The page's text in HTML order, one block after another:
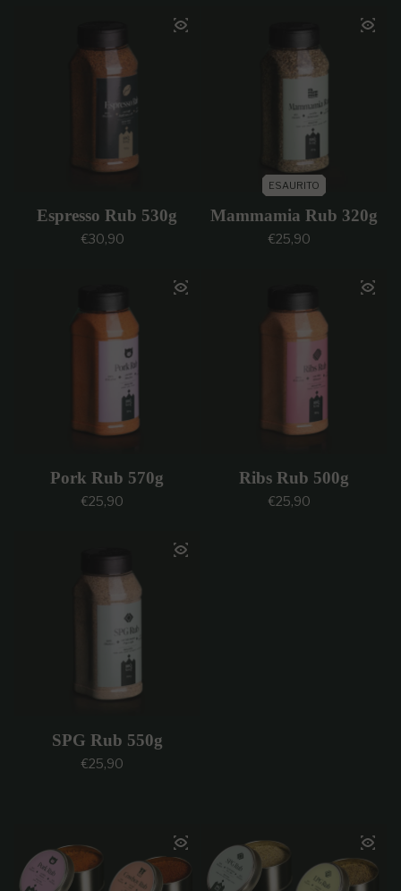
Espresso Rub 530g
Prezzo regolare
€30,90
ESAURITO
Mammamia Rub 320g
Prezzo regolare
€25,90
Pork Rub 570g
Prezzo regolare
€25,90
Ribs Rub 500g
Prezzo regolare
€25,90
SPG Rub 550g
Prezzo regolare
€25,90